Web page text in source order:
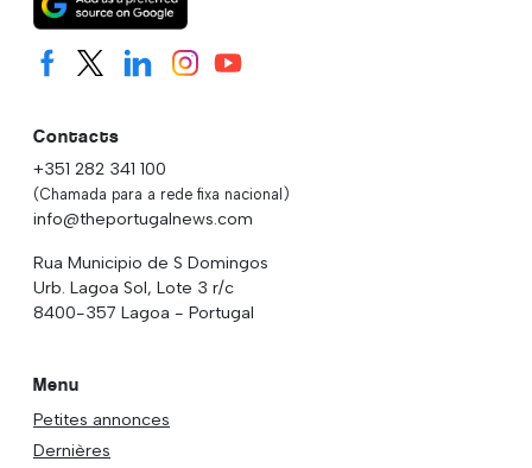
Contacts
+351 282 341 100
(Chamada para a rede fixa nacional)
info@theportugalnews.com
Rua Municipio de S Domingos
Urb. Lagoa Sol, Lote 3 r/c
8400-357 Lagoa - Portugal
Menu
Petites annonces
Dernières